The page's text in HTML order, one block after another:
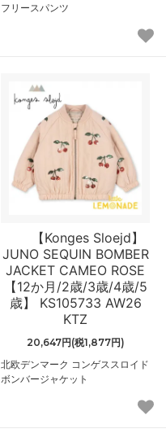
フリースパンツ
【Konges Sloejd】
JUNO SEQUIN BOMBER
JACKET CAMEO ROSE
【12か月/2歳/3歳/4歳/5
歳】 KS105733 AW26
KTZ
20,647円(税1,877円)
北欧デンマーク コンゲススロイド
ボンバージャケット